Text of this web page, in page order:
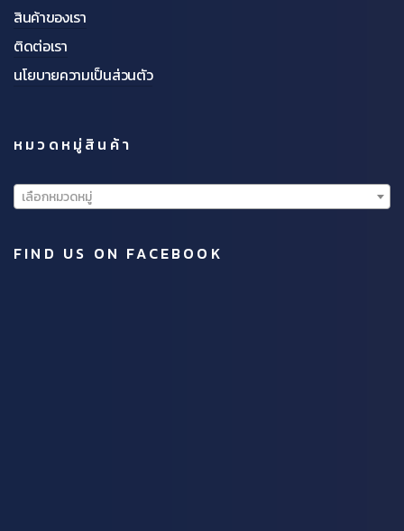
สินค้าของเรา
ติดต่อเรา
นโยบายความเป็นส่วนตัว
หมวดหมู่สินค้า
เลือกหมวดหมู่
FIND US ON FACEBOOK